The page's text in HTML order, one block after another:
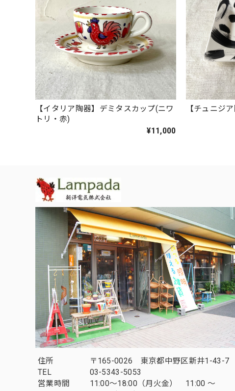
【イタリア陶器】デミタスカップ(ニワ
トリ・赤)
¥11,000
【チュニジ
住所
〒165-0026 東京都中野区新井1-43-7
TEL
03-5343-5053
営業時間
11:00～18:00（月火金） 11:00 ～